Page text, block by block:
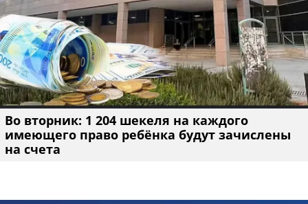
Во вторник: 1 204 шекеля на каждого
имеющего право ребёнка будут зачислены
на счета